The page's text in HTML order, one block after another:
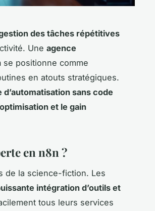
des tâches répétitives
Une agence
se positionne comme
en atouts stratégiques.
d’automatisation sans code
et le gain
en n8n ?
de la science-fiction. Les
intégration d’outils et
tous leurs services